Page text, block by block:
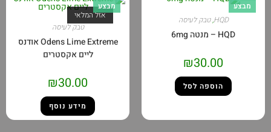
מבצע
HQD
,טבק לעיסה
HQD – מנטה 6mg
₪30.00
הוספה לסל
אזל המלאי
מבצע
טבק לעיסה
Odens Lime Extreme אודנס
ליים אקסטרים
₪30.00
מידע נוסף